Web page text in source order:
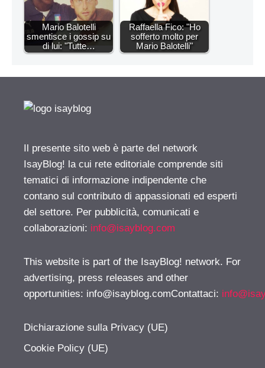
Mario Balotelli
smentisce i gossip su
di lui: "Tutte…
Raffaella Fico: "Ho
sofferto molto per
Mario Balotelli"
Il presente sito web è parte del network
IsayBlog! la cui rete editoriale comprende siti
tematici di informazione indipendente che
contano sul contributo di appassionati ed esperti
del settore. Per pubblicità, comunicati e
collaborazioni: info@isayblog.com
This website is part of the IsayBlog! network. For
advertising, press releases and other
opportunities: info@isayblog.comContattaci:
Dichiarazione sulla Privacy (UE)
Cookie Policy (UE)